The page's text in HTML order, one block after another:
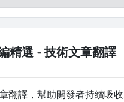
精選 - 技術文章翻譯
翻譯，幫助開發者持續吸收